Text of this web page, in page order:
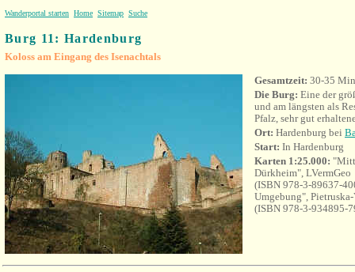
Wanderportal starten Home Sitemap Suche
Burg 11: Hardenburg
Koloss am Eingang des Isenachtals
Gesamtzeit: 30-35
Die Burg: Eine der
und am längsten als
Pfalz, sehr gut
Ort: Hardenburg bei
Start: In Hardenburg
Karten 1:25.000:
Dürkheim", LVermGeo
(ISBN 978-3-89637-
Umgebung",
(ISBN 978-3-934895-